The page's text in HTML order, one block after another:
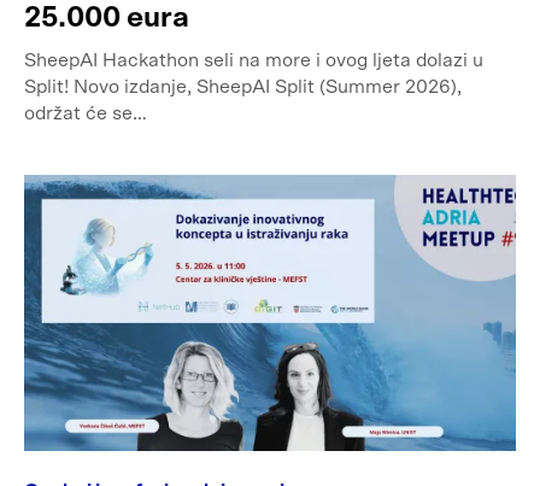
25.000 eura
SheepAI Hackathon seli na more i ovog ljeta dolazi u
Split! Novo izdanje, SheepAI Split (Summer 2026),
održat će se…